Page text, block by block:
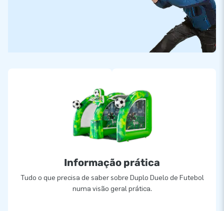
Informação prática
Tudo o que precisa de saber sobre Duplo Duelo de Futebol
numa visão geral prática.